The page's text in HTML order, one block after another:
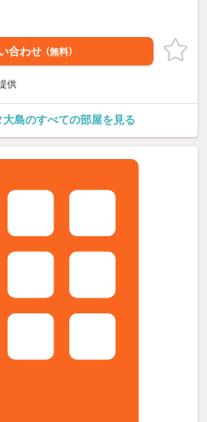
合わせ （無料）
供
島のすべての部屋を見る